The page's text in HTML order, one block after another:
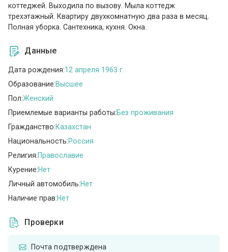
коттеджей. Выходила по вызову. Мыла коттедж
трехэтажный. Квартиру двухкомнатную два раза в месяц.
Полная уборка. Сантехника, кухня. Окна.
Данные
Дата рождения:12 апреля 1963 г.
Образование:Высшее
Пол:Женский
Приемлемые варианты работы:Без проживания
Гражданство:Казахстан
Национальность:Россия
Религия:Православие
Курение:Нет
Личный автомобиль:Нет
Наличие прав:Нет
Проверки
Почта подтверждена